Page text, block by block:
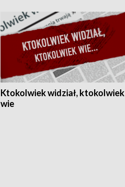
Ktokolwiek widział, ktokolwiek
wie